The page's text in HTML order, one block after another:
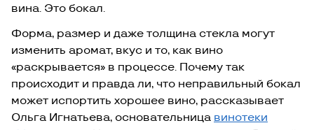
вина. Это бокал.
Форма, размер и даже толщина стекла могут
изменить аромат, вкус и то, как вино
«раскрывается» в процессе. Почему так
происходит и правда ли, что неправильный бокал
может испортить хорошее вино, рассказывает
Ольга Игнатьева, основательница винотеки